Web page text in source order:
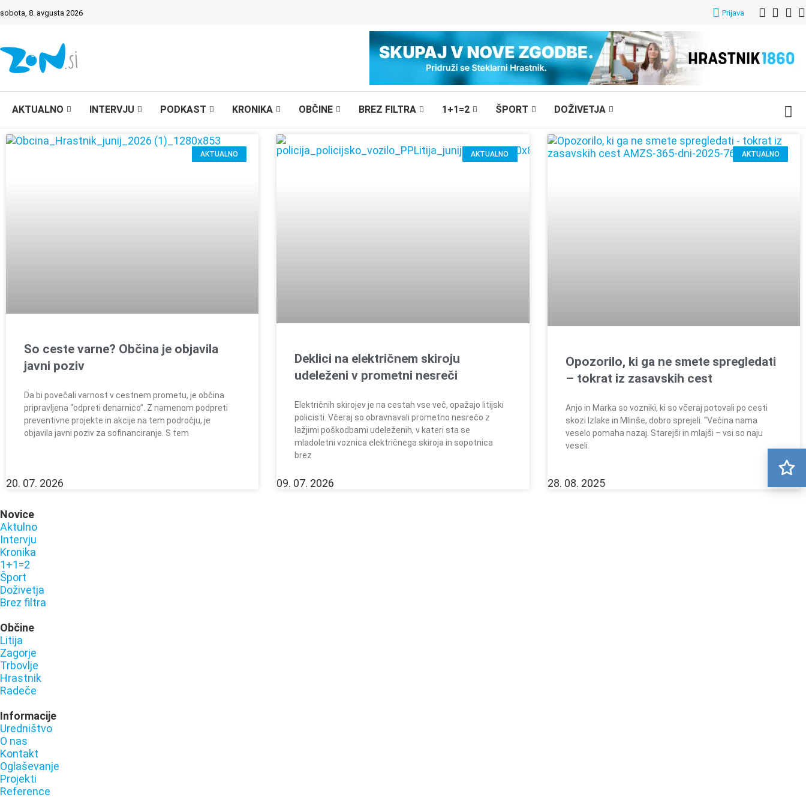
sobota, 8. avgusta 2026 Prijava
AKTUALNO INTERVJU PODKAST KRONIKA OBČINE BREZ FILTRA 1+1=2 ŠPORT DOŽIVETJA
AKTUALNO
So ceste varne? Občina je objavila
javni poziv
Da bi povečali varnost v cestnem prometu, je občina
pripravljena “odpreti denarnico”. Z namenom podpreti
preventivne projekte in akcije na tem področju, je
objavila javni poziv za sofinanciranje. S tem
20. 07. 2026
AKTUALNO
Deklici na električnem skiroju
udeleženi v prometni nesreči
Električnih skirojev je na cestah vse več, opažajo litijski
policisti. Včeraj so obravnavali prometno nesrečo z
lažjimi poškodbami udeleženih, v kateri sta se
mladoletni voznica električnega skiroja in sopotnica
brez
09. 07. 2026
AKTUALNO
Opozorilo, ki ga ne smete spregledati
– tokrat iz zasavskih cest
Anjo in Marka so vozniki, ki so včeraj potovali po cesti
skozi Izlake in Mlinše, dobro sprejeli. “Večina nama
veselo pomaha nazaj. Starejši in mlajši – vsi so naju
veseli.
28. 08. 2025
Novice
Aktulno
Intervju
Kronika
1+1=2
Šport
Doživetja
Brez filtra
Občine
Litija
Zagorje
Trbovlje
Hrastnik
Radeče
Informacije
Uredništvo
O nas
Kontakt
Oglaševanje
Projekti
Reference